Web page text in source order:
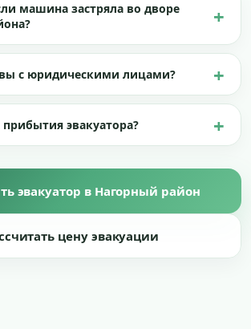
машина застряла во дворе
вы с юридическими лицами?
эвакуатора?
эвакуатор в Нагорный район
цену эвакуации